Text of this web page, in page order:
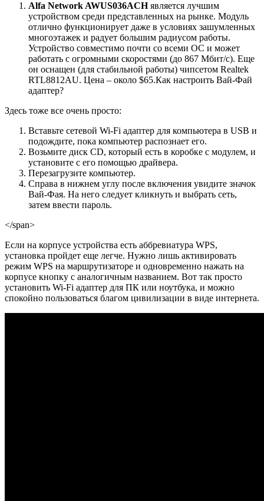
Alfa Network AWUS036ACHявляется лучшим
устройством среди представленных на рынке. Модуль
отлично функционирует даже в условиях зашумленных
многоэтажек и радует большим радиусом работы.
Устройство совместимо почти со всеми ОС и может
работать с огромными скоростями (до 867 Мбит/с). Еще
он оснащен (для стабильной работы) чипсетом Realtek
RTL8812AU. Цена – около $65.Как настроить Вай-Фай
адаптер?
Здесь тоже все очень просто:
Вставьте сетевой Wi-Fi адаптер для компьютера в USB и
подождите, пока компьютер распознает его.
Возьмите диск CD, который есть в коробке с модулем, и
установите с его помощью драйвера.
Перезагрузите компьютер.
Справа в нижнем углу после включения увидите значок
Вай-Фая. На него следует кликнуть и выбрать сеть,
затем ввести пароль.
</span>
Если на корпусе устройства есть аббревиатура WPS,
установка пройдет еще легче. Нужно лишь активировать
режим WPS на маршрутизаторе и одновременно нажать на
корпусе кнопку с аналогичным названием. Вот так просто
установить Wi-Fi адаптер для ПК или ноутбука, и можно
спокойно пользоваться благом цивилизации в виде интернета.